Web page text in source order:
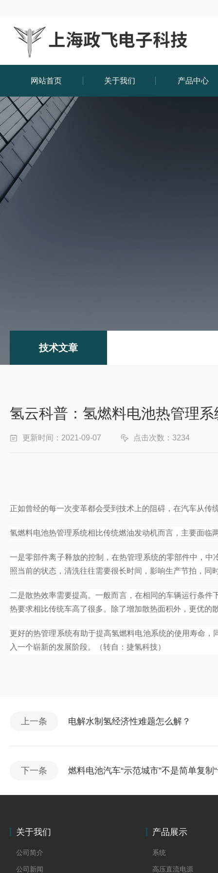
网站首页 关于我们 产品中心
技术文章
氢云科普：氢燃料电池热管理系
更新时间：2021-09-07 点击次数：3234
正如曾经的每一次变革都会受到技术上的阻碍，在汽车从传
氢燃料电池热管理系统相比传统燃油发动机而言，主要面临
一是零部件离子释放的控制，在热管理系统的零部件中，
照当前的状态，清洗往往需要很长时间，影响生产节拍，
二是散热效率需要提高。一般而言，在相同的车辆运行条
热要求相比传统车高了很多。除了增加散热面积外，更优
更好的热管理系统有助于提高氢燃料电池系统的使用寿命
入一个崭新的发展阶段。（转自：捷氢科技）
上一条 电解水制氢经济性难题怎么解？
下一条 燃料电池汽车“示范城市”不是简单复制
关于我们
公司简介
公司新闻
产品展示
系统
高压直流电源